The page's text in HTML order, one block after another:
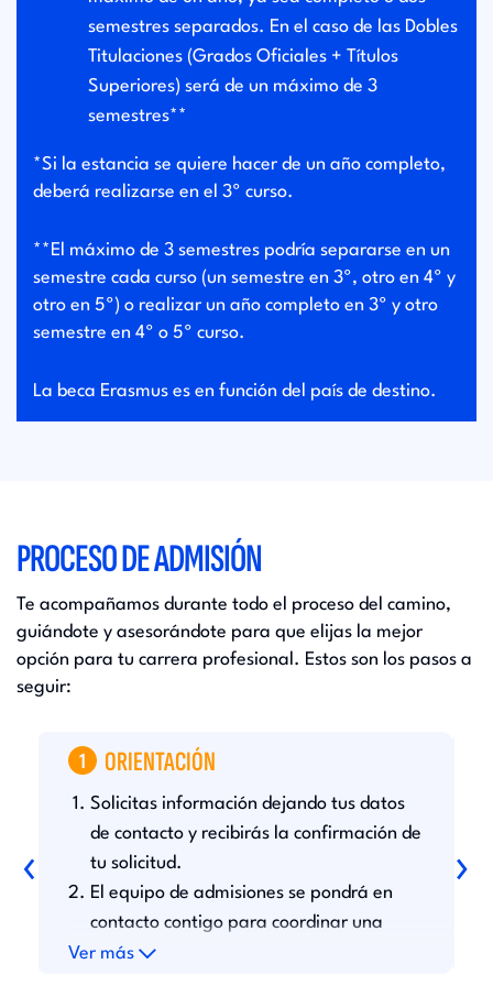
semestres separados. En el caso de las Dobles
Titulaciones (Grados Oficiales + Títulos
Superiores) será de un máximo de 3
semestres**
*Si la estancia se quiere hacer de un año completo,
deberá realizarse en el 3º curso.
**El máximo de 3 semestres podría separarse en un
semestre cada curso (un semestre en 3º, otro en 4º y
otro en 5º) o realizar un año completo en 3º y otro
semestre en 4º o 5º curso.
La beca Erasmus es en función del país de destino.
PROCESO DE ADMISIÓN
Te acompañamos durante todo el proceso del camino,
guiándote y asesorándote para que elijas la mejor
opción para tu carrera profesional. Estos son los pasos a
seguir:
1 ORIENTACIÓN
Solicitas información dejando tus datos
de contacto y recibirás la confirmación de
tu solicitud.
El equipo de admisiones se pondrá en
contacto contigo para coordinar una
asesoría personalizada.
Ver más
‹ ›